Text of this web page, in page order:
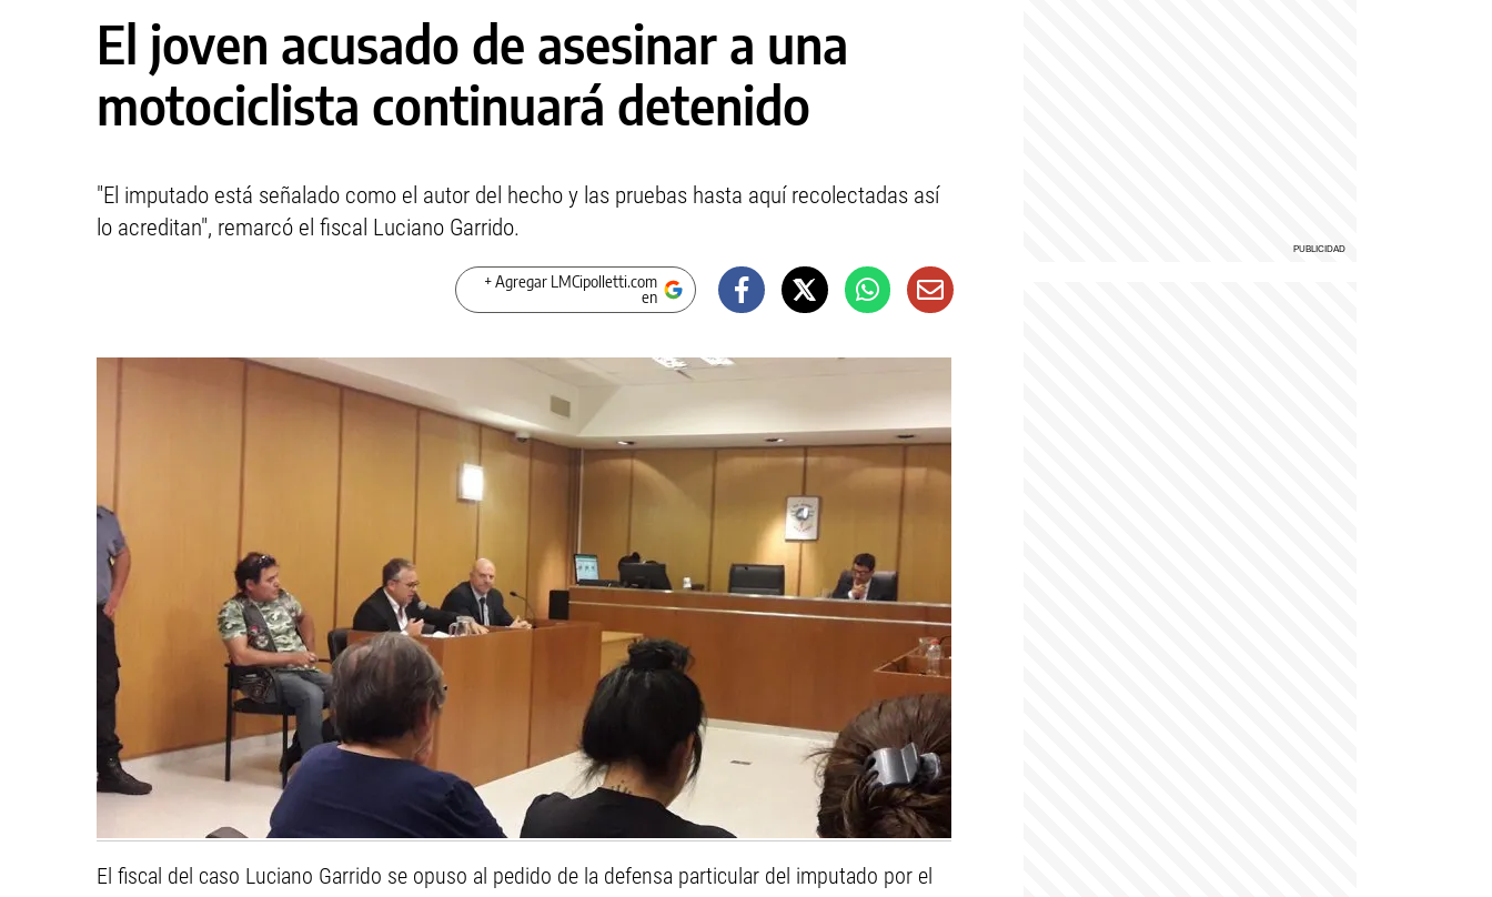
El joven acusado de asesinar a una
motociclista continuará detenido
"El imputado está señalado como el autor del hecho y las pruebas hasta aquí recolectadas así
lo acreditan", remarcó el fiscal Luciano Garrido.
+ Agregar LMCipolletti.com
en
El fiscal del caso Luciano Garrido se opuso al pedido de la defensa particular del imputado por el